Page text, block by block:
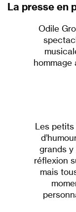
La presse en
Odile
hommage
Les
grands
réflexion
mais